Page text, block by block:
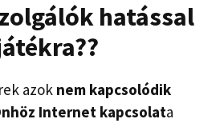
hatással
?
azok nem kapcsolódik
Internet kapcsolata